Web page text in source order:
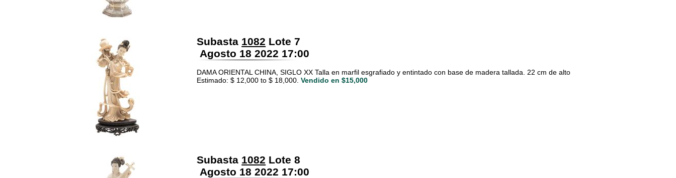
Subasta 1082 Lote 7
Agosto 18 2022 17:00
DAMA ORIENTAL CHINA, SIGLO XX Talla en marfil esgrafiado y entintado con base de madera tallada. 22 cm de alto
Estimado: $ 12,000 to $ 18,000. Vendido en $15,000
Subasta 1082 Lote 8
Agosto 18 2022 17:00